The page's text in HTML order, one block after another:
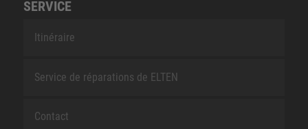
SERVICE
Itinéraire
Service de réparations de ELTEN
Contact